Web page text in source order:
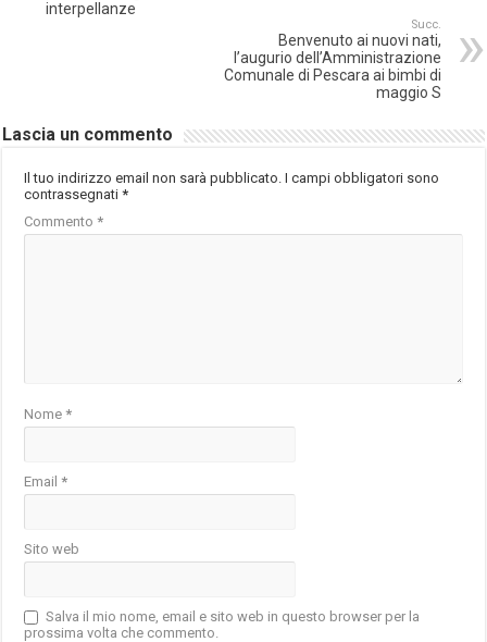
interpellanze
Succ.
Benvenuto ai nuovi nati,
l’augurio dell’Amministrazione
Comunale di Pescara ai bimbi di
maggio S
Lascia un commento
Il tuo indirizzo email non sarà pubblicato. I campi obbligatori sono
contrassegnati*
Commento*
Nome*
Email*
Sito web
Salva il mio nome, email e sito web in questo browser per la
prossima volta che commento.